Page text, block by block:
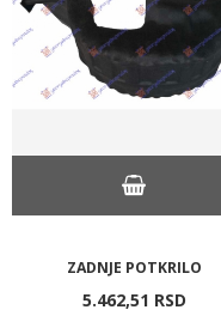
ZADNJE POTKRILO
5.462,51 RSD